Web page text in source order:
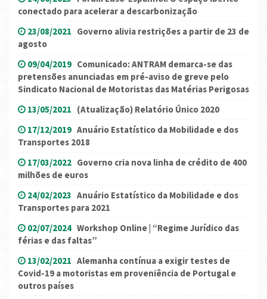
conectado para acelerar a descarbonização
23/08/2021 Governo alivia restrições a partir de 23 de
agosto
09/04/2019 Comunicado: ANTRAM demarca-se das
pretensões anunciadas em pré-aviso de greve pelo
Sindicato Nacional de Motoristas das Matérias Perigosas
13/05/2021 (Atualização) Relatório Único 2020
17/12/2019 Anuário Estatístico da Mobilidade e dos
Transportes 2018
17/03/2022 Governo cria nova linha de crédito de 400
milhões de euros
24/02/2023 Anuário Estatístico da Mobilidade e dos
Transportes para 2021
02/07/2024 Workshop Online | “Regime Jurídico das
férias e das faltas”
13/02/2021 Alemanha contínua a exigir testes de
Covid-19 a motoristas em proveniência de Portugal e
outros países